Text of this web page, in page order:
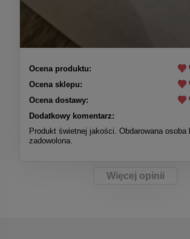
Ocena produktu:
Ocena sklepu:
Ocena dostawy:
Dodatkowy komentarz:
Produkt świetnej jakości. Obdarowana osoba
zadowolona.
Więcej opinii